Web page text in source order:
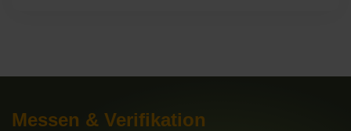
Messen & Verifikation